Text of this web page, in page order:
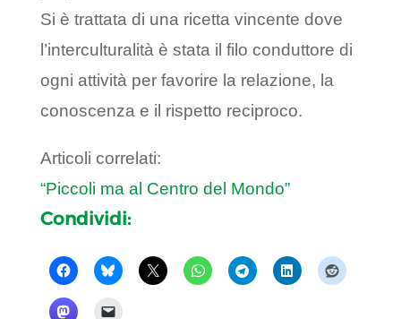
Si è trattata di una ricetta vincente dove
l’interculturalità è stata il filo conduttore di
ogni attività per favorire la relazione, la
conoscenza e il rispetto reciproco.
Articoli correlati:
“Piccoli ma al Centro del Mondo”
Condividi: